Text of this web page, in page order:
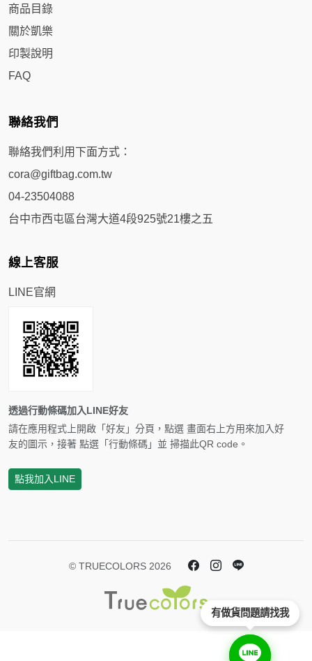
商品目錄
關於凱樂
印製說明
FAQ
聯絡我們
聯絡我們利用下面方式：
cora@giftbag.com.tw
04-23504088
台中市西屯區台灣大道4段925號21樓之五
線上客服
LINE官網
透過行動條碼加入LINE好友
請在應用程式上開啟「好友」分頁，點選 畫面右上方用來加入好
友的圖示，接著 點選「行動條碼」並 掃描此QR code。
點我加入LINE
© TRUECOLORS 2026
有做貨問題請找我